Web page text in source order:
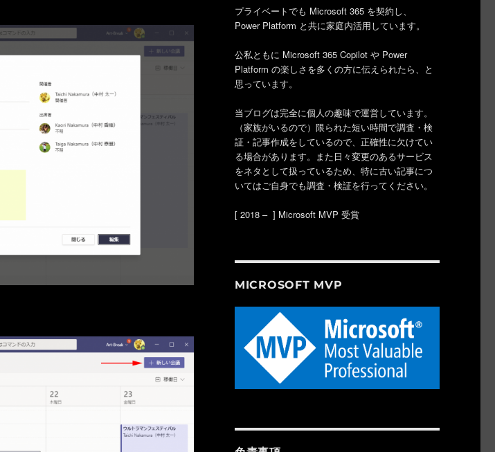
プライベートでも Microsoft 365 を契約し、
Power Platform と共に家庭内活用しています。
公私ともに Microsoft 365 Copilot や Power
Platform の楽しさを多くの方に伝えられたら、と
思っています。
当ブログは完全に個人の趣味で運営しています。
（家族がいるので）限られた短い時間で調査・検
証・記事作成をしているので、正確性に欠けてい
る場合があります。また日々変更のあるサービス
をネタとして扱っているため、特に古い記事につ
いてはご自身でも調査・検証を行ってください。
[ 2018 – ] Microsoft MVP 受賞
MICROSOFT MVP